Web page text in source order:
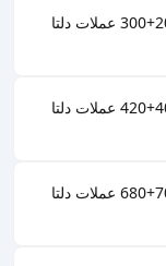
عملات دلتا
عملات دلتا
عملات دلتا